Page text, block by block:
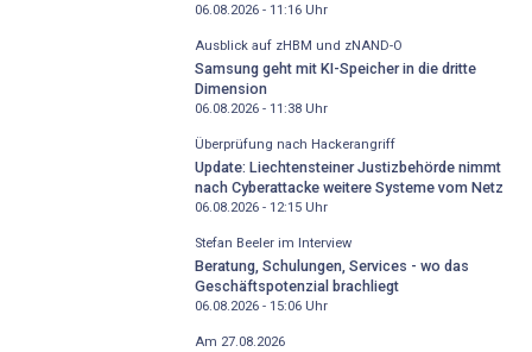
06.08.2026 - 11:16Uhr
Ausblick auf zHBM und zNAND-O
Samsung geht mit KI-Speicher in die dritte
Dimension
06.08.2026 - 11:38Uhr
Überprüfung nach Hackerangriff
Update: Liechtensteiner Justizbehörde nimmt
nach Cyberattacke weitere Systeme vom Netz
06.08.2026 - 12:15Uhr
Stefan Beeler im Interview
Beratung, Schulungen, Services - wo das
Geschäftspotenzial brachliegt
06.08.2026 - 15:06Uhr
Am 27.08.2026